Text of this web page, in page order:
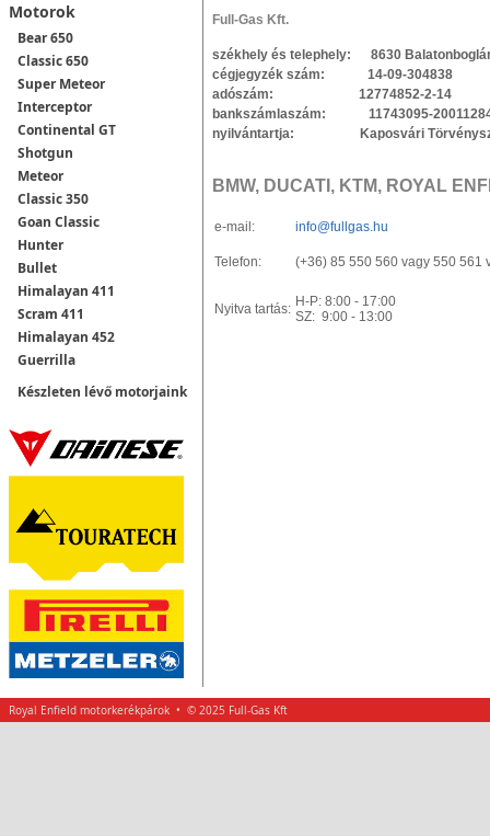
Motorok
Bear 650
Classic 650
Super Meteor
Interceptor
Continental GT
Shotgun
Meteor
Classic 350
Goan Classic
Hunter
Bullet
Himalayan 411
Scram 411
Himalayan 452
Guerrilla
Készleten lévő motorjaink
Full-Gas Kft.
székhely és telephely: 8630
cégjegyzék szám: 14-09-304838
adószám: 12774852-2-14
bankszámlaszám: 11743095-
nyilvántartja: Kaposvári
BMW, DUCATI, KTM, ROYAL
e-mail: info@fullgas.hu
Telefon: (+36) 85 550 560 vagy 550 561
Nyitva tartás: H-P: 8:00 - 17:00
SZ: 9:00 - 13:00
Royal Enfield motorkerékpárok • © 2025 Full-Gas Kft